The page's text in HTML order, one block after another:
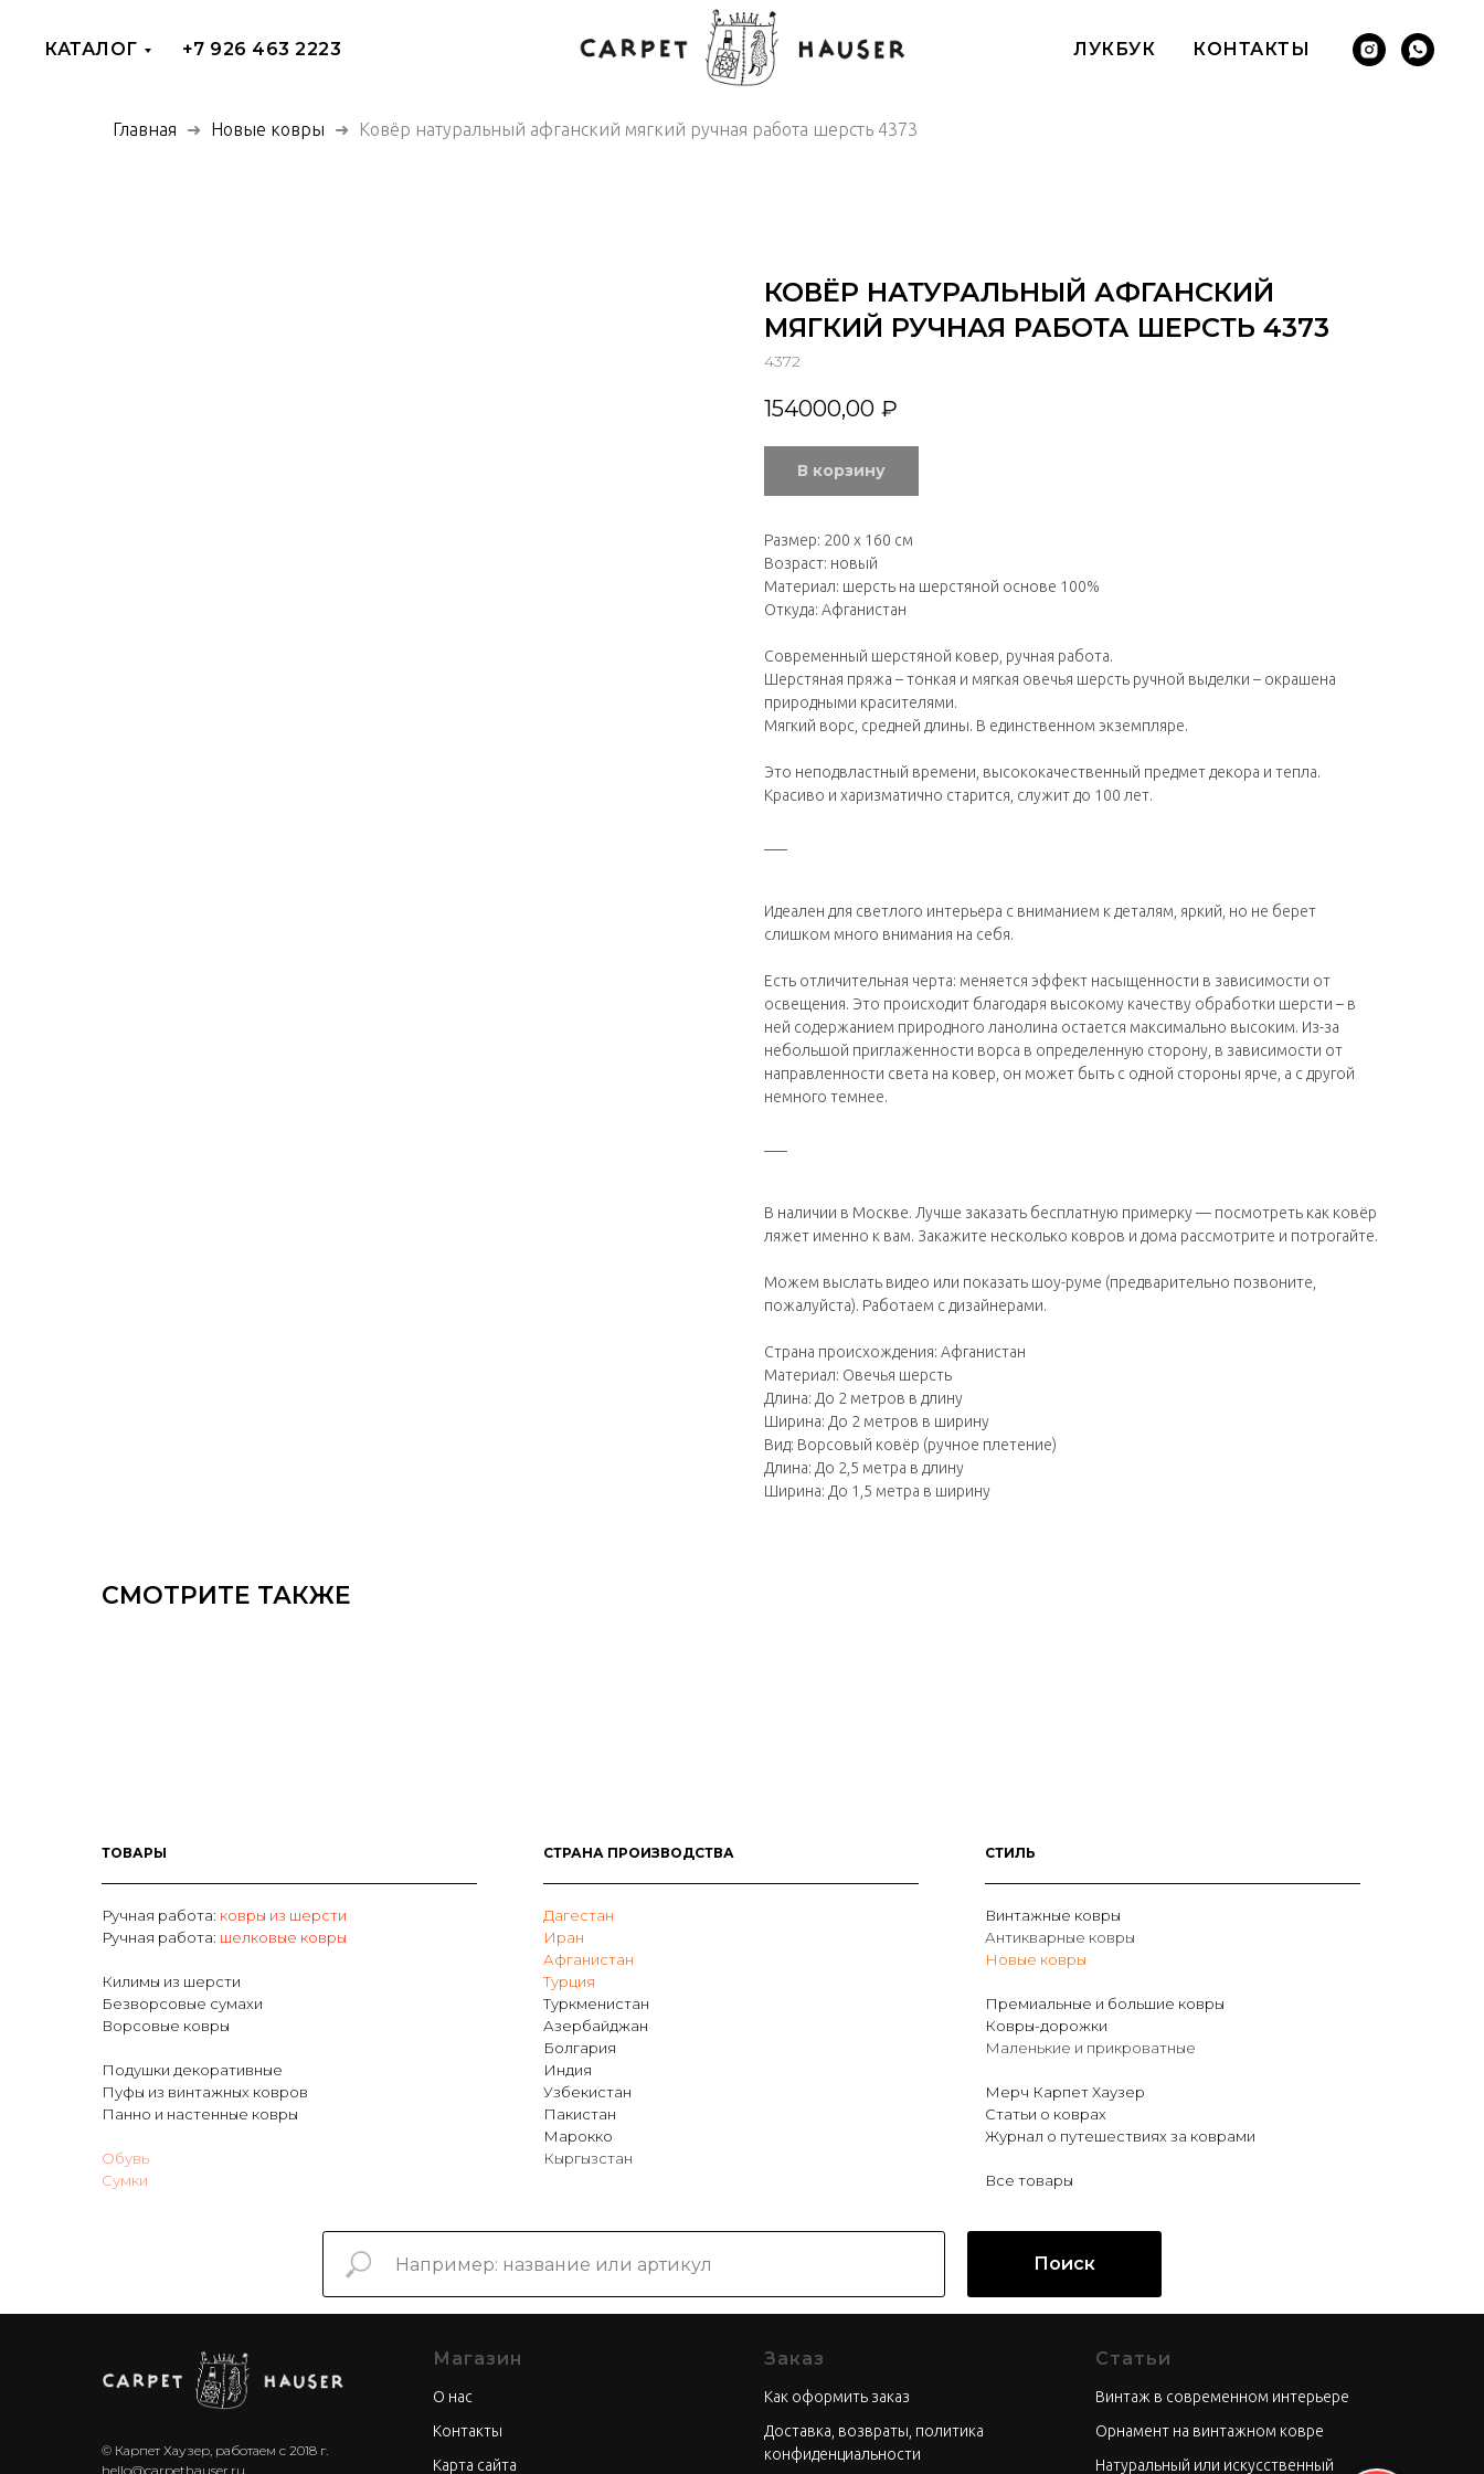
КАТАЛОГ +7 926 463 2223 ЛУКБУК КОНТАКТЫ
Главная Новые ковры Ковёр натуральный афганский мягкий ручная работа шерсть 4373
КОВЁР НАТУРАЛЬНЫЙ АФГАНСКИЙ
МЯГКИЙ РУЧНАЯ РАБОТА ШЕРСТЬ 4373
4372
154000,00 ₽
В корзину
Размер: 200 х 160 см
Возраст: новый
Материал: шерсть на шерстяной основе 100%
Откуда: Афганистан
Современный шерстяной ковер, ручная работа.
Шерстяная пряжа – тонкая и мягкая овечья шерсть ручной выделки – окрашена
природными красителями.
Мягкий ворс, средней длины. В единственном экземпляре.
Это неподвластный времени, высококачественный предмет декора и тепла.
Красиво и харизматично старится, служит до 100 лет.
Идеален для светлого интерьера с вниманием к деталям, яркий, но не берет
слишком много внимания на себя.
Есть отличительная черта: меняется эффект насыщенности в зависимости от
освещения. Это происходит благодаря высокому качеству обработки шерсти – в
ней содержанием природного ланолина остается максимально высоким. Из-за
небольшой приглаженности ворса в определенную сторону, в зависимости от
направленности света на ковер, он может быть с одной стороны ярче, а с другой
немного темнее.
В наличии в Москве. Лучше заказать бесплатную примерку — посмотреть как ковёр
ляжет именно к вам. Закажите несколько ковров и дома рассмотрите и потрогайте.
Можем выслать видео или показать шоу-руме (предварительно позвоните,
пожалуйста). Работаем с дизайнерами.
Страна происхождения: Афганистан
Материал: Овечья шерсть
Длина: До 2 метров в длину
Ширина: До 2 метров в ширину
Вид: Ворсовый ковёр (ручное плетение)
Длина: До 2,5 метра в длину
Ширина: До 1,5 метра в ширину
СМОТРИТЕ ТАКЖЕ
ТОВАРЫ
Ручная работа: ковры из шерсти
Ручная работа: шелковые ковры
Килимы из шерсти
Безворсовые сумахи
Ворсовые ковры
Подушки декоративные
Пуфы из винтажных ковров
Панно и настенные ковры
Обувь
Сумки
СТРАНА ПРОИЗВОДСТВА
Дагестан
Иран
Афганистан
Турция
Туркменистан
Азербайджан
Болгария
Индия
Узбекистан
Пакистан
Марокко
Кыргызстан
СТИЛЬ
Винтажные ковры
Антикварные ковры
Новые ковры
Премиальные и большие ковры
Ковры-дорожки
Маленькие и прикроватные
Мерч Карпет Хаузер
Статьи о коврах
Журнал о путешествиях за коврами
Все товары
Поиск
© Карпет Хаузер, работаем с 2018 г.
hello@carpethauser.ru
Магазин
О нас
Контакты
Карта сайта
Заказ
Как оформить заказ
Доставка, возвраты, политика
конфиденциальности
Статьи
Винтаж в современном интерьере
Орнамент на винтажном ковре
Натуральный или искусственный